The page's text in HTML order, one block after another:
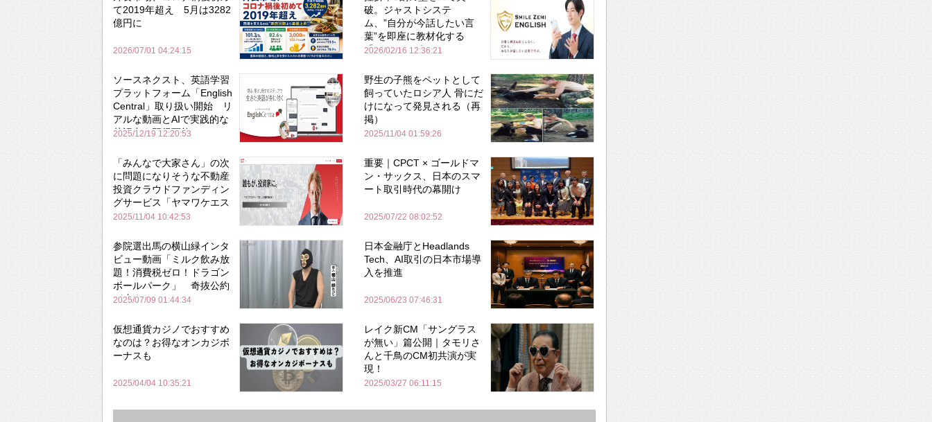
て2019年超え 5月は3282
億円に
2026/07/01 04:24:15
破。ジャストシステ
ム、”自分が今話したい言
葉”を即座に教材化する
「スマイルゼミ
2026/02/16 12:36:21
ソースネクスト、英語学習
プラットフォーム「English
Central」取り扱い開始 リ
アルな動画とAIで実践的な
英語力を習得可能に
2025/12/19 12:20:53
野生の子熊をペットとして
飼っていたロシア人 骨にだ
けになって発見される（再
掲）
2025/11/04 01:59:26
「みんなで大家さん」の次
に問題になりそうな不動産
投資クラウドファンディン
グサービス「ヤマワケエス
テート」
2025/11/04 10:42:53
重要｜CPCT × ゴールドマ
ン・サックス、日本のスマ
ート取引時代の幕開け
2025/07/22 08:02:52
参院選出馬の横山緑インタ
ビュー動画「ミルク飲み放
題！消費税ゼロ！ドラゴン
ボールパーク」 奇抜公約
が止まらない
2025/07/09 01:44:34
日本金融庁とHeadlands
Tech、AI取引の日本市場導
入を推進
2025/06/23 07:46:31
仮想通貨カジノでおすすめ
なのは？お得なオンカジボ
ーナスも
2025/04/04 10:35:21
レイク新CM「サングラス
が無い」篇公開｜タモリさ
んと千鳥のCM初共演が実
現！
2025/03/27 06:11:15